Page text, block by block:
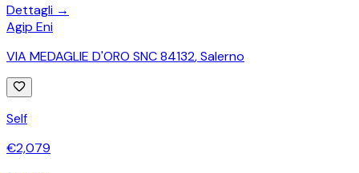
Dettagli →
Agip Eni
VIA MEDAGLIE D'ORO SNC 84132,Salerno
Self
€2,079